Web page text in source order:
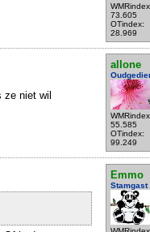
73.605
OTindex:
28.969
allone
55.585
OTindex:
99.249
ze niet wil
Emmo
Stamgast